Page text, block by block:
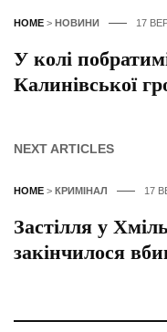
HOME > НОВИНИ 17
У колі
Калинівської
NEXT ARTICLES
HOME > КРИМІНАЛ 17
Застілля у
закінчилося